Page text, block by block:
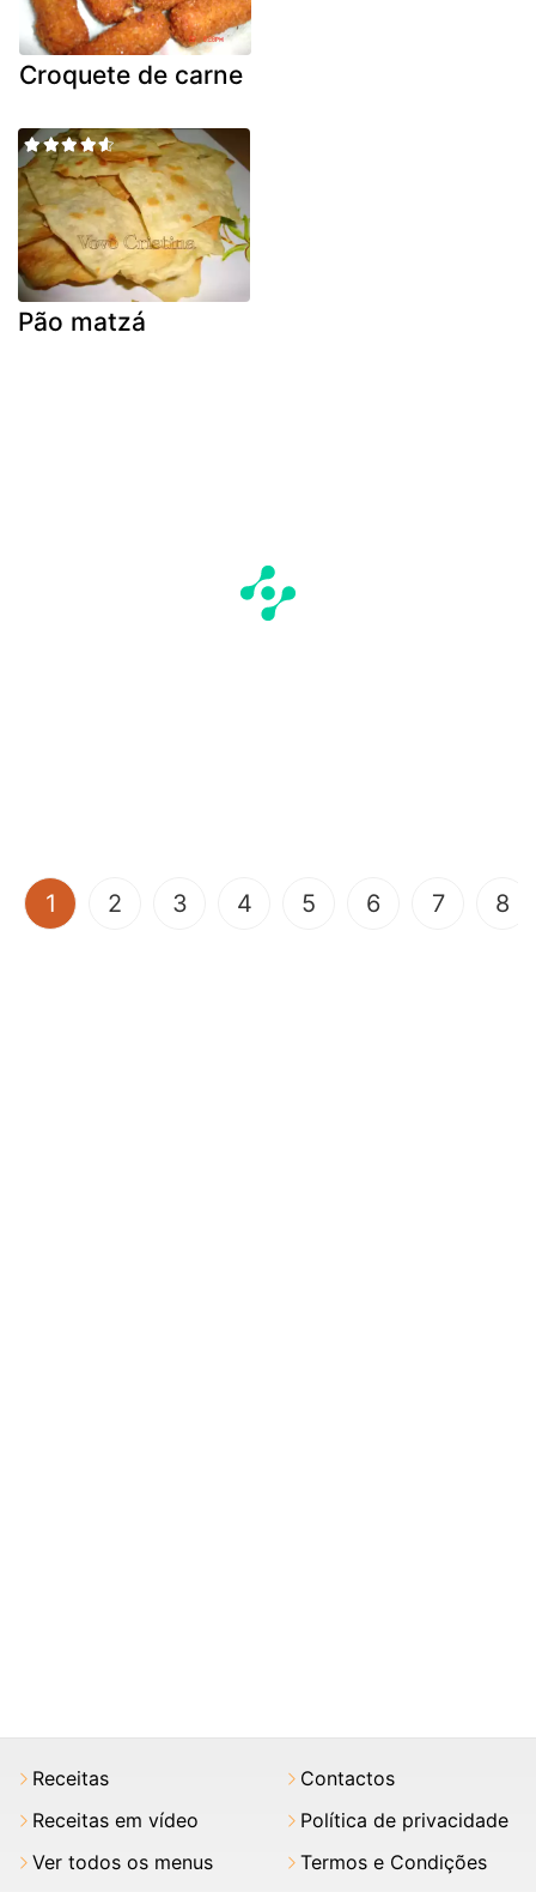
Croquete de carne
Pão matzá
1 (current)
2 3 4 5 6 7 8
Receitas
Receitas em vídeo
Ver todos os menus
Contactos
Política de privacidade
Termos e Condições